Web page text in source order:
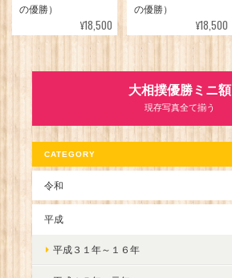
の優勝）
¥18,500
の優勝）
¥18,500
大相撲優勝ミニ額
現存写真全て揃う
CATEGORY
令和
平成
平成３１年～１６年